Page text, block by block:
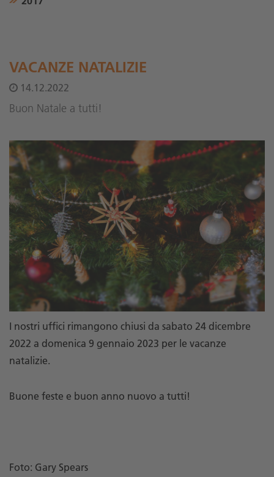
VACANZE NATALIZIE
14.12.2022
Buon Natale a tutti!
I nostri uffici rimangono chiusi da sabato 24 dicembre
2022 a domenica 9 gennaio 2023 per le vacanze
natalizie.
Buone feste e buon anno nuovo a tutti!
Foto: Gary Spears